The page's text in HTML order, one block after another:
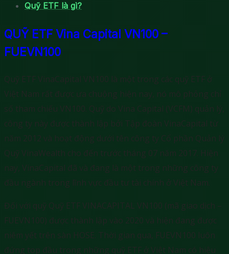
Quỹ ETF là gì?
QUỸ ETF Vina Capital VN100 –
FUEVN100
Quỹ ETF VinaCapital VN100 là một trong các quỹ ETF ở
Việt Nam rất được ưa chuộng hiện nay, nó mô phỏng chỉ
số tham chiếu VN100. Quỹ do Vina Capital (VCFM) quản lý,
công ty này được thành lập bởi Tập đoàn VinaCapital từ
năm 2012 và hoạt động dưới tên công ty Cổ phần Quản lý
Quỹ VinaWealth cho đến trước tháng 07 năm 2017. Hiện
nay, VinaCapital đã và đang là một trong những công ty
đầu ngành trong lĩnh vực đầu tư tài chính ở Việt Nam.
Đối với quỹ Quỹ ETF VINACAPITAL VN100 (mã giao dịch –
FUEVN100) được thành lập vào 2020 và hiện đang được
niêm yết trên sàn HOSE. Thời gian qua, FUEVN100 luôn
đứng top đầu trong những quỹ ETF ở Việt Nam có hiệu